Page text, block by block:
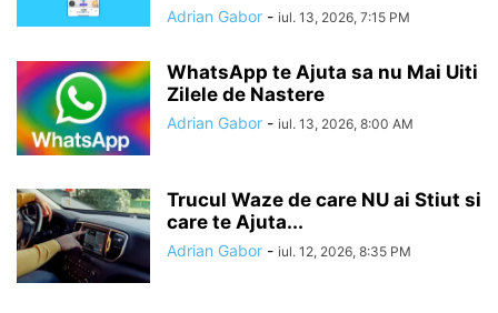
Adrian Gabor - iul. 13, 2026, 7:15 PM
WhatsApp te Ajuta sa nu Mai Uiti
Zilele de Nastere
Adrian Gabor - iul. 13, 2026, 8:00 AM
Trucul Waze de care NU ai Stiut si
care te Ajuta...
Adrian Gabor - iul. 12, 2026, 8:35 PM